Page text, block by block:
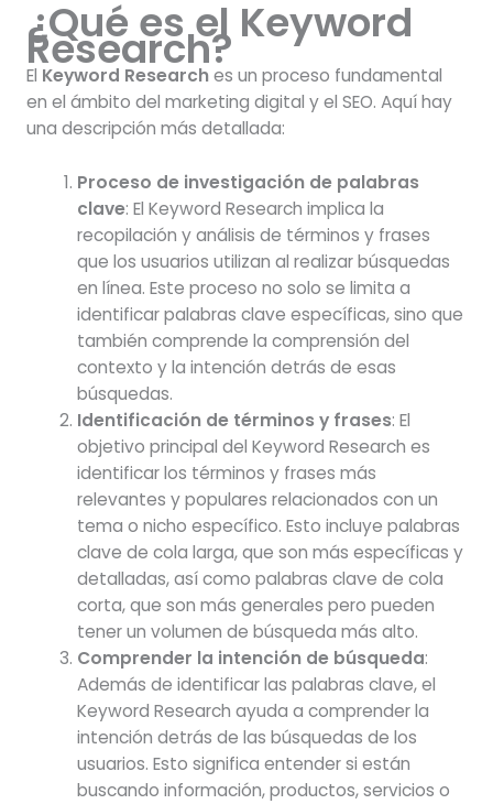
¿Qué es el Keyword
Research?
El Keyword Researches un proceso fundamental
en el ámbito del marketing digital y el SEO. Aquí hay
una descripción más detallada:
Proceso de investigación de palabras
clave: El Keyword Research implica la
recopilación y análisis de términos y frases
que los usuarios utilizan al realizar búsquedas
en línea. Este proceso no solo se limita a
identificar palabras clave específicas, sino que
también comprende la comprensión del
contexto y la intención detrás de esas
búsquedas.
Identificación de términos y frases: El
objetivo principal del Keyword Research es
identificar los términos y frases más
relevantes y populares relacionados con un
tema o nicho específico. Esto incluye palabras
clave de cola larga, que son más específicas y
detalladas, así como palabras clave de cola
corta, que son más generales pero pueden
tener un volumen de búsqueda más alto.
Comprender la intención de búsqueda:
Además de identificar las palabras clave, el
Keyword Research ayuda a comprender la
intención detrás de las búsquedas de los
usuarios. Esto significa entender si están
buscando información, productos, servicios o